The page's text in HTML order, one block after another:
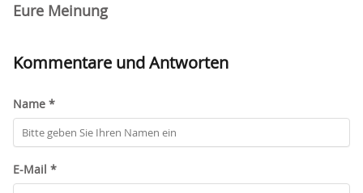
Eure Meinung
Kommentare und Antworten
Name *
E-Mail *